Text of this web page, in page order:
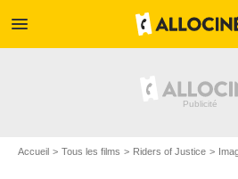
menu
Accueil Tous les films Riders of Justice